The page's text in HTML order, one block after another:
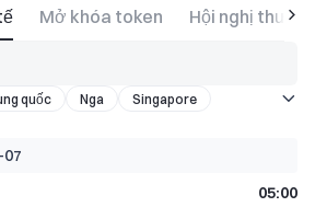
Mở khóa token Hội nghị
quốc Nga
Singapore
05:00